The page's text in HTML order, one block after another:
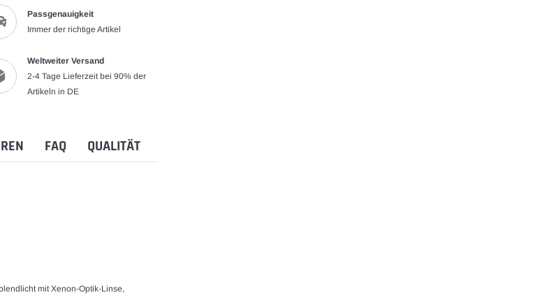
Passgenauigkeit
Immer der richtige Artikel
Weltweiter Versand
2-4 Tage Lieferzeit bei 90% der
Artikeln in DE
FAQ QUALITÄT
mit Xenon-Optik-Linse,